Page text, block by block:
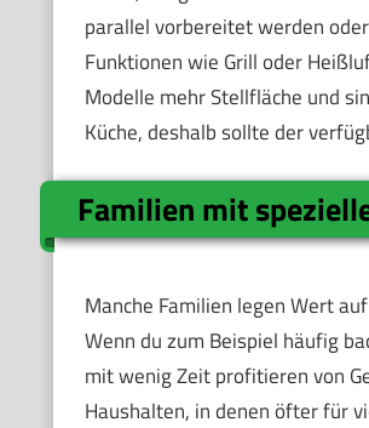
parallel vorbereitet werden
Funktionen wie Grill oder
Modelle mehr Stellfläche und
Küche, deshalb sollte der
Familien mit
Manche Familien legen Wert
Wenn du zum Beispiel häufig
mit wenig Zeit profitieren von
Haushalten, in denen öfter für